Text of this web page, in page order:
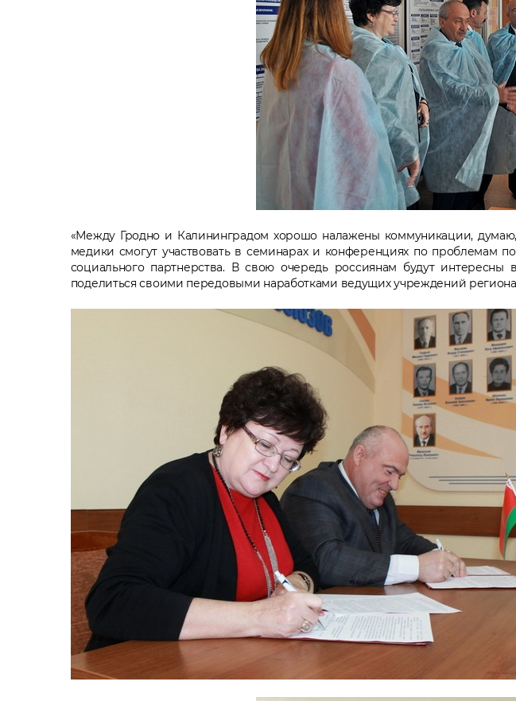
«Между Гродно и Калининградом хорошо налажены коммуникации,
медики смогут участвовать в семинарах и конференциях по проблемам
социального партнерства. В свою очередь россиянам будут
поделиться своими передовыми наработками ведущих учреждений